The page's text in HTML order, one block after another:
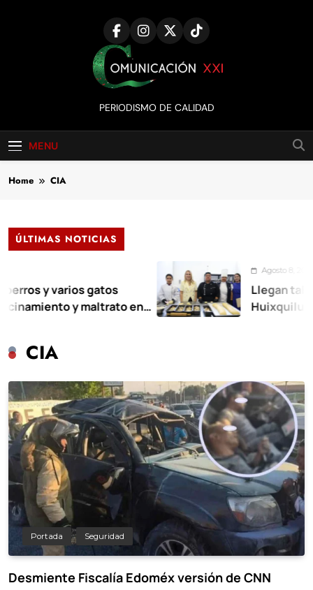
Comunicación
XXI
PERIODISMO DE CALIDAD
MENU
Home CIA
ÚLTIMAS NOTICIAS
y varios gatos
y maltrato en
Agosto 8, 2026
Llegan talleres
Huixquilucan
CIA
Portada Seguridad
Desmiente Fiscalía Edoméx versión de CNN